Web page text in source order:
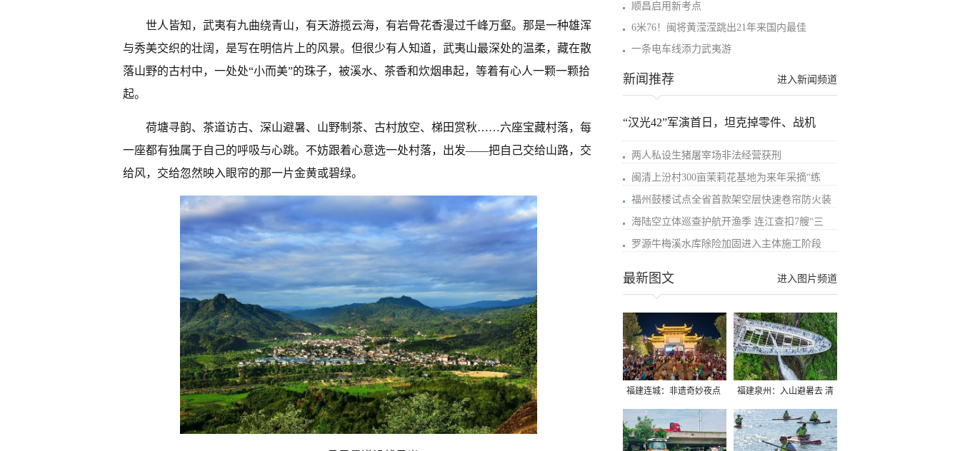
世人皆知，武夷有九曲绕青山，有天游揽云海，有岩骨花香漫过千峰万壑。那是一种雄浑
与秀美交织的壮阔，是写在明信片上的风景。但很少有人知道，武夷山最深处的温柔，藏在散
落山野的古村中，一处处“小而美”的珠子，被溪水、茶香和炊烟串起，等着有心人一颗一颗拾
起。
荷塘寻韵、茶道访古、深山避暑、山野制茶、古村放空、梯田赏秋……六座宝藏村落，每
一座都有独属于自己的呼吸与心跳。不妨跟着心意选一处村落，出发——把自己交给山路，交
给风，交给忽然映入眼帘的那一片金黄或碧绿。
顺昌启用新考点
6米76！闽将黄滢滢跳出21年来国内最佳
一条电车线添力武夷游
进入新闻频道
新闻推荐
“汉光42”军演首日，坦克掉零件、战机
两人私设生猪屠宰场非法经营获刑
闽清上汾村300亩茉莉花基地为来年采摘“练
福州鼓楼试点全省首款架空层快速卷帘防火装
海陆空立体巡查护航开渔季 连江查扣7艘“三
罗源牛梅溪水库除险加固进入主体施工阶段
进入图片频道
最新图文
福建连城：非遗奇妙夜点
亮夏夜
福建泉州：入山避暑去 清
凉好惬意